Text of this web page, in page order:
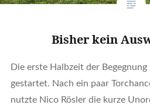
Bisher kein
Die erste Halbzeit der
gestartet. Nach ein paar
nutzte Nico Rösler die kurze